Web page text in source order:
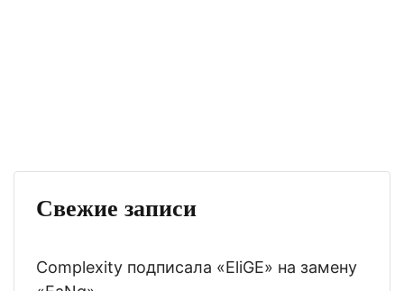
Свежие записи
Complexity подписала «EliGE» на замену